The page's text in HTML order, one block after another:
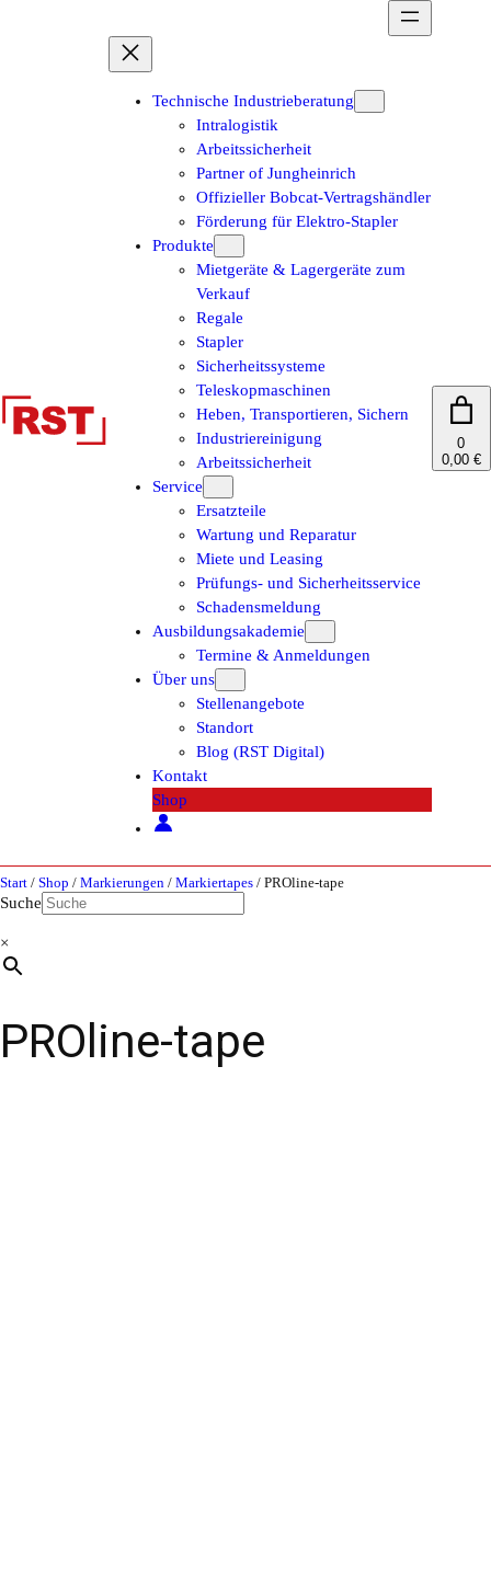
Technische Industrieberatung
Intralogistik
Arbeitssicherheit
Partner of Jungheinrich
Offizieller Bobcat-Vertragshändler
Förderung für Elektro-Stapler
Produkte
Mietgeräte & Lagergeräte zum
Verkauf
Regale
Stapler
Sicherheitssysteme
Teleskopmaschinen
Heben, Transportieren, Sichern
Industriereinigung
Arbeitssicherheit
Service
Ersatzteile
Wartung und Reparatur
Miete und Leasing
Prüfungs- und Sicherheitsservice
Schadensmeldung
Ausbildungsakademie
Termine & Anmeldungen
Über uns
Stellenangebote
Standort
Blog (RST Digital)
Kontakt
Shop
0
0,00 €
Start / Shop / Markierungen / Markiertapes / PROline-tape
Suche
×
PROline-tape